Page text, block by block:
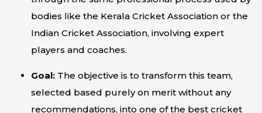
bodies like the Kerala Cricket Association or the
Indian Cricket Association, involving expert
players and coaches.
Goal:The objective is to transform this team,
selected based purely on merit without any
recommendations, into one of the best cricket